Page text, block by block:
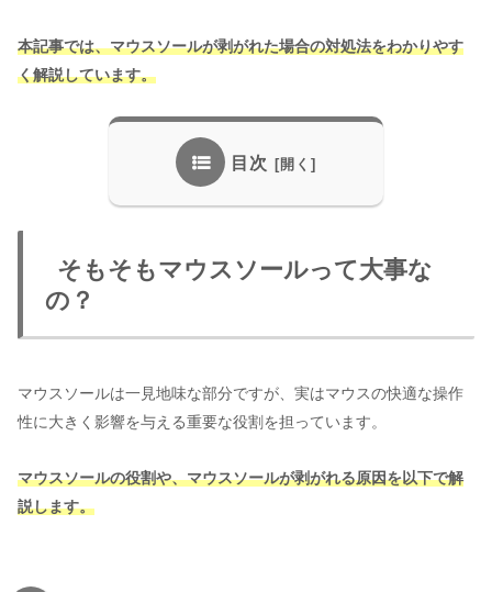
本記事では、マウスソールが剥がれた場合の対処法をわかりやす
く解説しています。
目次
そもそもマウスソールって大事な
の？
マウスソールは一見地味な部分ですが、実はマウスの快適な操作
性に大きく影響を与える重要な役割を担っています。
マウスソールの役割や、マウスソールが剥がれる原因を以下で解
説します。